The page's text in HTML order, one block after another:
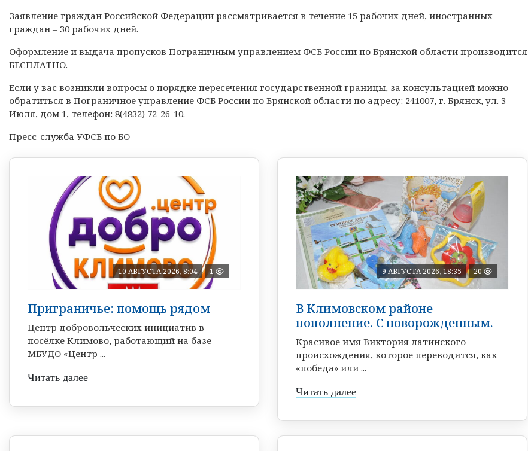
Заявление граждан Российской Федерации рассматривается в течение 15 рабочих дней, иностранных
граждан – 30 рабочих дней.
Оформление и выдача пропусков Пограничным управлением ФСБ России по Брянской области производится
БЕСПЛАТНО.
Если у вас возникли вопросы о порядке пересечения государственной границы, за консультацией можно
обратиться в Пограничное управление ФСБ России по Брянской области по адресу: 241007, г. Брянск, ул. 3
Июля, дом 1, телефон: 8(4832) 72-26-10.
Пресс-служба УФСБ по БО
10 АВГУСТА 2026, 8:04 1
Приграничье: помощь рядом
Центр добровольческих инициатив в
посёлке Климово, работающий на базе
МБУДО «Центр ...
Читать далее
9 АВГУСТА 2026, 18:35 20
В Климовском районе
пополнение. С новорожденным.
Красивое имя Виктория латинского
происхождения, которое переводится, как
«победа» или ...
Читать далее